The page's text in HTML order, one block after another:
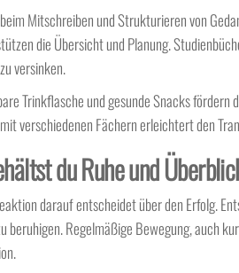
Mitschreiben und Strukturieren von
die Übersicht und Planung.
versinken.
Trinkflasche und gesunde Snacks fördern
verschiedenen Fächern erleichtert den
du Ruhe und
darauf entscheidet über den Erfolg.
beruhigen. Regelmäßige Bewegung, auch